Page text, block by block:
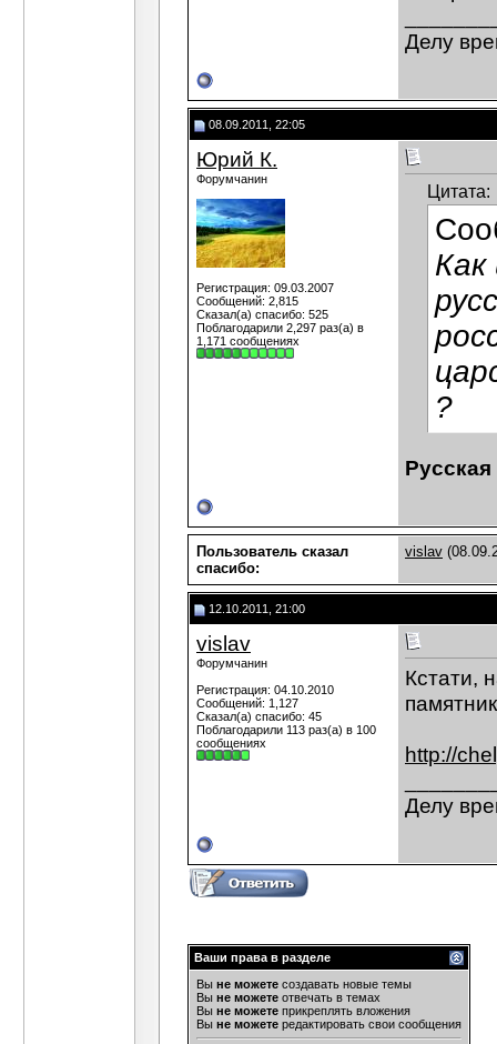
Делу
08.09.2011, 22:05
Юрий К.
Форумчанин
Регистрация: 09.03.2007
Сообщений: 2,815
Сказал(а) спасибо: 525
Поблагодарили 2,297 раз(а) в
1,171 сообщениях
Цитата:
Как
?
Пользователь сказал
cпасибо:
vislav
12.10.2011, 21:00
vislav
Форумчанин
Регистрация: 04.10.2010
Сообщений: 1,127
Сказал(а) спасибо: 45
Поблагодарили 113 раз(а) в 100
сообщениях
Кстати,
http://
Делу
Ваши права в разделе
Вы не можете создавать новые темы
Вы не можете отвечать в темах
Вы не можете прикреплять вложения
Вы не можете редактировать свои сообщения